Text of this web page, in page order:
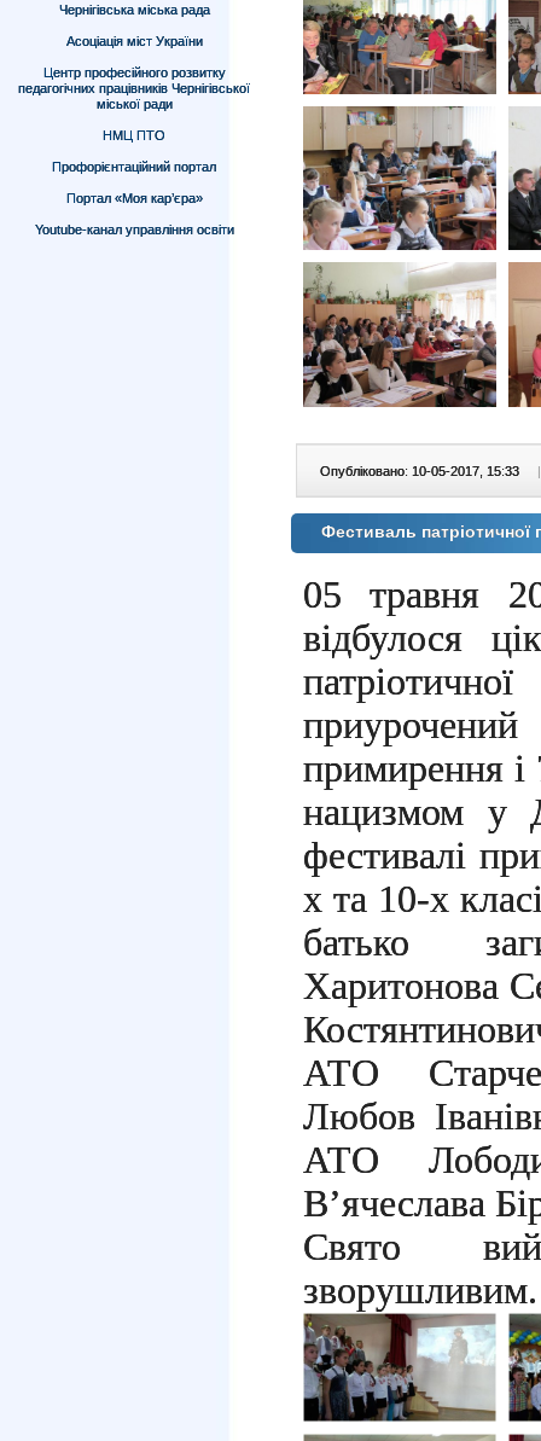
Чернігівська міська рада
Асоціація міст України
Центр професійного розвитку
педагогічних працівників Чернігівської
міської ради
НМЦ ПТО
Профорієнтаційний портал
Портал «Моя кар’єра»
Youtube-канал управління освіти
Опубліковано: 10-05-2017, 15:33
Фестиваль
05 травня
відбулося
примирення і
нацизмом у
фестивалі
х та 10-х
батько
Харитонова
АТО
Любов
АТО
В’ячеслава
Свято
зворушливим.